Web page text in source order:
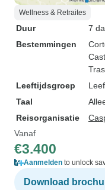
Wellness & Retraites
Duur
7
Bestemmingen
Leeftijdsgroep
Taal
Reisorganisatie
Vanaf
€3.400
Aanmelden to unlock
Download